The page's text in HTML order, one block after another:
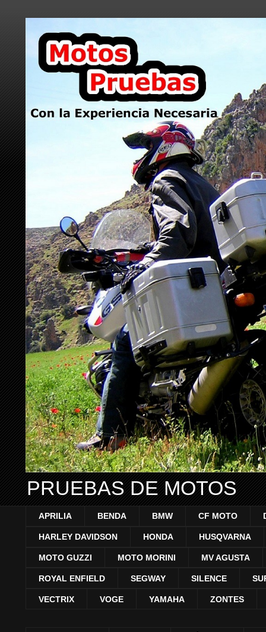
PRUEBAS DE MOTOS
APRILIA BENDA BMW CF MOTO
HARLEY DAVIDSON HONDA HUSQVARNA
MOTO GUZZI MOTO MORINI MV AGUSTA
ROYAL ENFIELD SEGWAY SILENCE
VECTRIX VOGE YAMAHA ZONTES